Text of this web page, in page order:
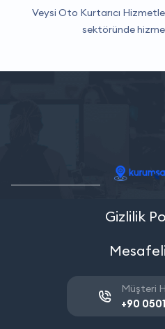
Veysi Oto Kurtarıcı
sektöründe
Gizlilik
Müşteri
+90